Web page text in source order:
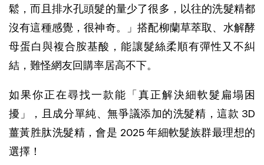
鬆，而且排水孔頭髮的量少了很多，以往的洗髮精都
沒有這種感覺，很神奇。」搭配柳蘭草萃取、水解酵
母蛋白與複合胺基酸，能讓髮絲柔順有彈性又不糾
結，難怪網友回購率居高不下。
如果你正在尋找一款能「真正解決細軟髮扁塌困
擾」，且成分單純、無爭議添加的洗髮精，這款 3D
薑黃胜肽洗髮精，會是 2025 年細軟髮族群最理想的
選擇！